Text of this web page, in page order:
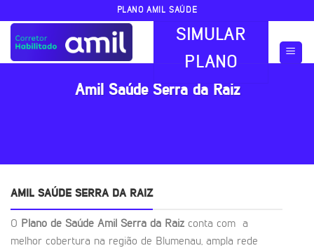
content
PLANO AMIL SAÚDE
SIMULAR
PLANO
Amil Saúde Serra da Raiz
AMIL SAÚDE SERRA DA RAIZ
O Plano de Saúde Amil Serra da Raiz conta com a
melhor cobertura na região de Blumenau, ampla rede